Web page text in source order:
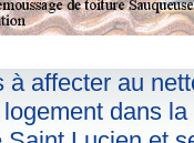
à affecter au
dans